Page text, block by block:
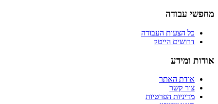
מחפשי עבודה
כל הצעות העבודה
דרושים הייטק
אודות ומידע
אודת האתר
צור קשר
מדיניות הפרטיות